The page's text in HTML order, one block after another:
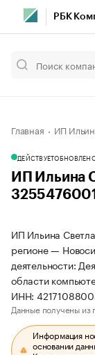
РБК
Главная ИП
ДЕЙСТВУЕТ
ИП Ильина
ИП Ильина
регионе —
деятельности:
области
ИНН:
Данные получены из
Информация
основании